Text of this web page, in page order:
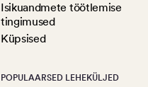
Isikuandmete töötlemise
tingimused
Küpsised
POPULAARSED LEHEKÜLJED